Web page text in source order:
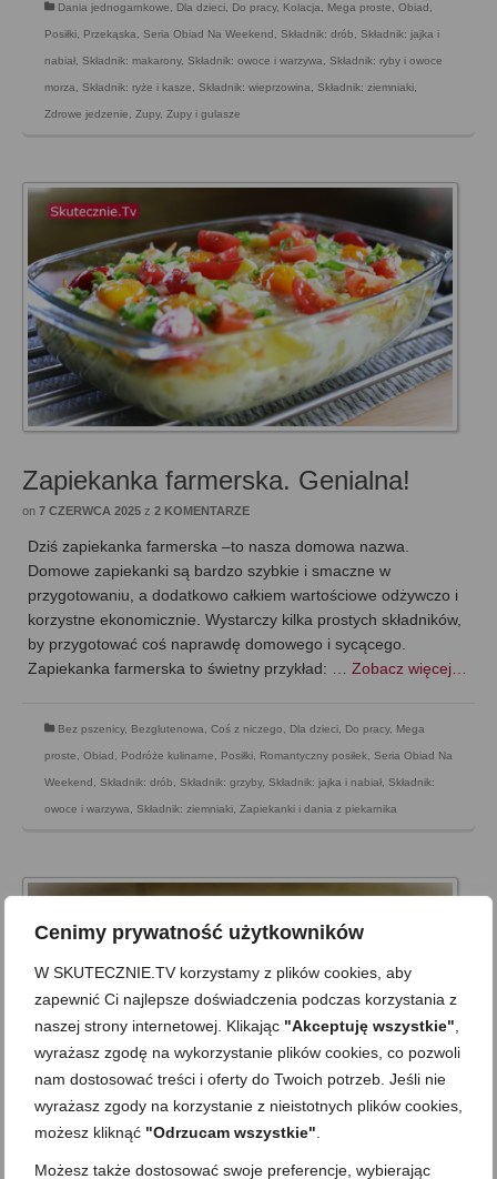
Cenimy prywatność użytkowników
W SKUTECZNIE.TV korzystamy z plików cookies, aby
zapewnić Ci najlepsze doświadczenia podczas korzystania z
naszej strony internetowej. Klikając "Akceptuję wszystkie"
wyrażasz zgodę na wykorzystanie plików cookies, co pozwoli
nam dostosować treści i oferty do Twoich potrzeb. Jeśli nie
wyrażasz zgody na korzystanie z nieistotnych plików cookies,
możesz kliknąć "Odrzucam wszystkie"
Możesz także dostosować swoje preferencje, wybierając
Dania jednogarnkowe Dla dzieci Do pracy, Kolacja Mega proste Obiad
Posiłki Przekąska Seria Obiad Na Weekend Składnik: drób Składnik: jajka i
nabiał Składnik: makarony, Składnik: owoce i warzywa Składnik: ryby i owoce
morza Składnik: ryże i kasze Składnik: wieprzowina Składnik: ziemniaki
Zdrowe jedzenie Zupy, Zupy i gulasze
Zapiekanka farmerska. Genialna!
on 7 CZERWCA 2025 z 2 KOMENTARZE
Dziś zapiekanka farmerska –to nasza domowa nazwa.
Domowe zapiekanki są bardzo szybkie i smaczne w
przygotowaniu, a dodatkowo całkiem wartościowe odżywczo i
korzystne ekonomicznie. Wystarczy kilka prostych składników,
by przygotować coś naprawdę domowego i sycącego.
Zapiekanka farmerska to świetny przykład: … Zobacz więcej…
Bez pszenicy, Bezglutenowa, Coś z niczego, Dla dzieci, Do pracy, Mega
proste, Obiad , Podróże kulinarne, Posiłki, Romantyczny posiłek, Seria Obiad Na
Weekend , Składnik: drób, Składnik: grzyby, Składnik: jajka i nabiał, Składnik:
owoce i warzywa, Składnik: ziemniaki, Zapiekanki i dania z piekarnika